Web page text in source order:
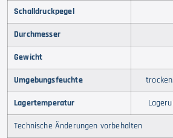
Schalldruckpegel
Durchmesser
Gewicht
Umgebungsfeuchte
Lagertemperatur
Technische Änderungen vorbehalten